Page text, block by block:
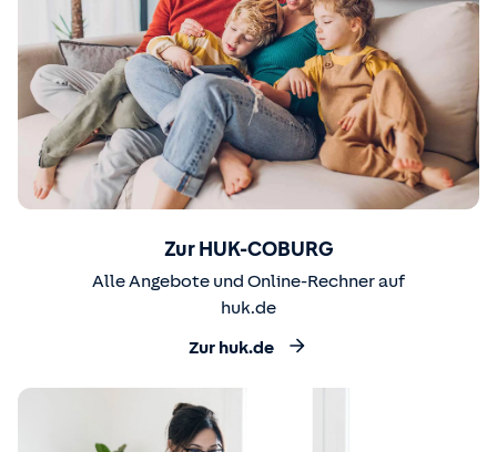
Zur HUK-COBURG
Alle Angebote und Online-Rechner auf
huk.de
Zur huk.de